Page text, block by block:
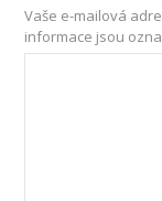
Vaše e-mailová
informace jsou